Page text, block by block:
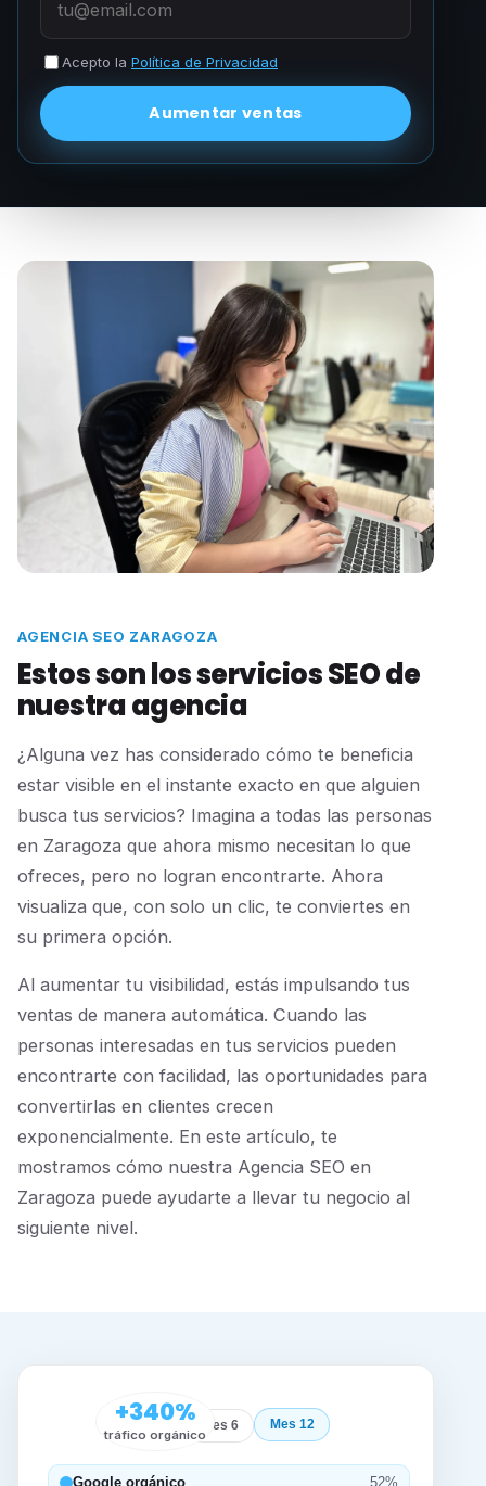
Acepto la Política de Privacidad
Aumentar ventas
AGENCIA SEO ZARAGOZA
Estos son los servicios SEO de
nuestra agencia
¿Alguna vez has considerado cómo te beneficia
estar visible en el instante exacto en que alguien
busca tus servicios? Imagina a todas las personas
en Zaragoza que ahora mismo necesitan lo que
ofreces, pero no logran encontrarte. Ahora
visualiza que, con solo un clic, te conviertes en
su primera opción.
Al aumentar tu visibilidad, estás impulsando tus
ventas de manera automática. Cuando las
personas interesadas en tus servicios pueden
encontrarte con facilidad, las oportunidades para
convertirlas en clientes crecen
exponencialmente. En este artículo, te
mostramos cómo nuestra Agencia SEO en
Zaragoza puede ayudarte a llevar tu negocio al
siguiente nivel.
+340%
tráfico orgánico
Mes 6 Mes 12
Google orgánico 52%